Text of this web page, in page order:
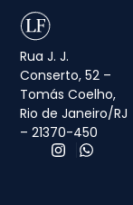
Rua J. J.
Conserto, 52 –
Tomás Coelho,
Rio de Janeiro/RJ
– 21370-450